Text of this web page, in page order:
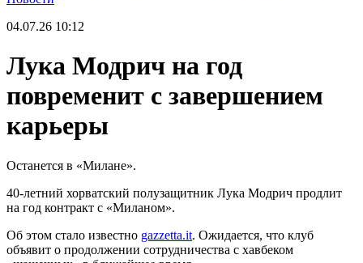
04.07.26 10:12
Лука Модрич на год
повременит с завершением
карьеры
Останется в «Милане».
40-летний хорватский полузащитник Лука Модрич продлит
на год контракт с «Миланом».
Об этом стало известно gazzetta.it. Ожидается, что клуб
объявит о продолжении сотрудничества с хавбеком